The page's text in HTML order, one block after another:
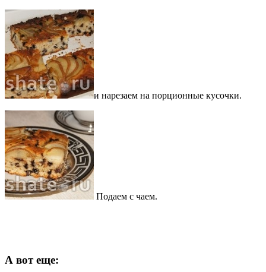
и нарезаем на порционные кусочки.
Подаем с чаем.
А вот еще: